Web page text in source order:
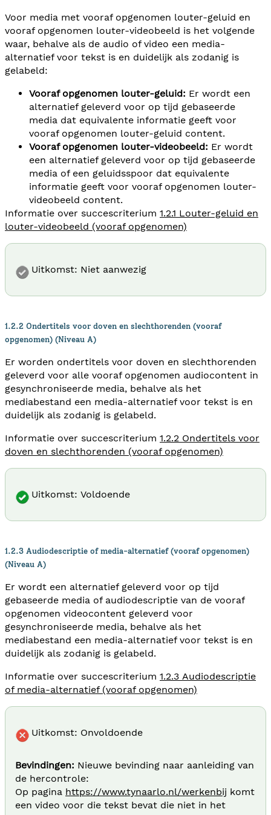
Voor media met vooraf opgenomen louter-geluid en
vooraf opgenomen louter-videobeeld is het volgende
waar, behalve als de audio of video een media-
alternatief voor tekst is en duidelijk als zodanig is
gelabeld:
Vooraf opgenomen louter-geluid: Er wordt een
alternatief geleverd voor op tijd gebaseerde
media dat equivalente informatie geeft voor
vooraf opgenomen louter-geluid content.
Vooraf opgenomen louter-videobeeld: Er wordt
een alternatief geleverd voor op tijd gebaseerde
media of een geluidsspoor dat equivalente
informatie geeft voor vooraf opgenomen louter-
videobeeld content.
Informatie over succescriterium 1.2.1 Louter-geluid en
louter-videobeeld (vooraf opgenomen)
Uitkomst: Niet aanwezig
1.2.2 Ondertitels voor doven en slechthorenden (vooraf
opgenomen) (Niveau A)
Er worden ondertitels voor doven en slechthorenden
geleverd voor alle vooraf opgenomen audiocontent in
gesynchroniseerde media, behalve als het
mediabestand een media-alternatief voor tekst is en
duidelijk als zodanig is gelabeld.
Informatie over succescriterium 1.2.2 Ondertitels voor
doven en slechthorenden (vooraf opgenomen)
Uitkomst: Voldoende
1.2.3 Audiodescriptie of media-alternatief (vooraf opgenomen)
(Niveau A)
Er wordt een alternatief geleverd voor op tijd
gebaseerde media of audiodescriptie van de vooraf
opgenomen videocontent geleverd voor
gesynchroniseerde media, behalve als het
mediabestand een media-alternatief voor tekst is en
duidelijk als zodanig is gelabeld.
Informatie over succescriterium 1.2.3 Audiodescriptie
of media-alternatief (vooraf opgenomen)
Uitkomst: Onvoldoende
Bevindingen: Nieuwe bevinding naar aanleiding van
de hercontrole:
Op pagina https://www.tynaarlo.nl/werkenbij komt
een video voor die tekst bevat die niet in het